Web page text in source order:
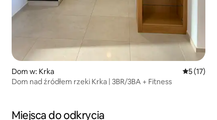
Dom w: Krka Średnia
5 (17)
Dom nad źródłem rzeki Krka | 3BR/3BA + Fitness
Miejsca do odkrycia